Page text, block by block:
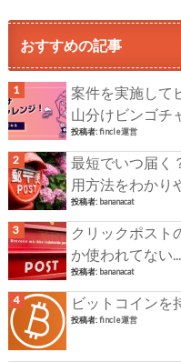
おすすめの記事
案件を実施して
山分けビンゴチャ
投稿者:fincle運営
最短でいつ届く
用方法をわかりや
投稿者: bananacat
クリックポスト
か使われてない...
投稿者: bananacat
ビットコインを
投稿者:fincle運営